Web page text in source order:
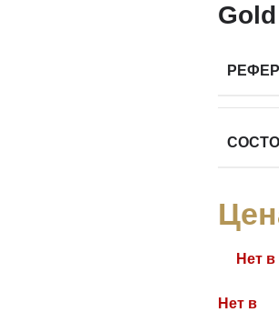
Gold
Нет
Нет в